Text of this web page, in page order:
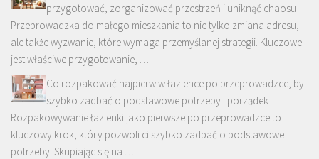
przygotować, zorganizować przestrzeń i uniknąć chaosu
Przeprowadzka do małego mieszkania to nie tylko zmiana adresu,
ale także wyzwanie, które wymaga przemyślanej strategii. Kluczowe
jest właściwe przygotowanie, …
Co rozpakować najpierw w łazience po przeprowadzce, by
szybko zadbać o podstawowe potrzeby i porządek
Rozpakowywanie łazienki jako pierwsze po przeprowadzce to
kluczowy krok, który pozwoli ci szybko zadbać o podstawowe
potrzeby. Skupiając się na …